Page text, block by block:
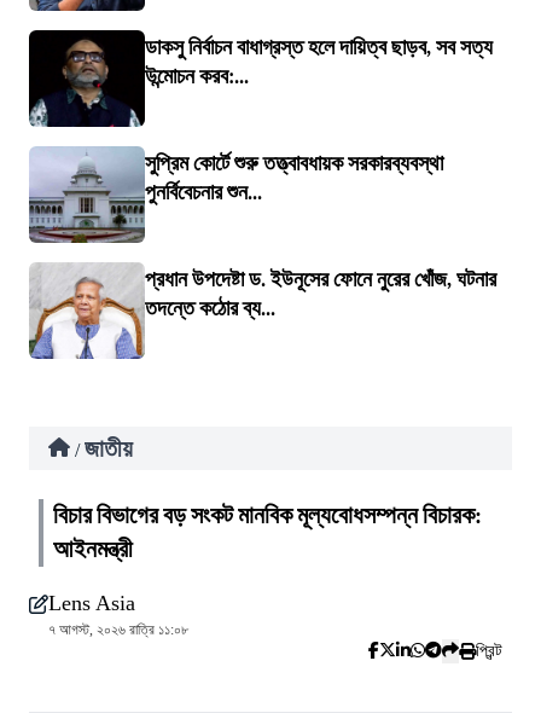
ডাকসু নির্বাচন বাধাগ্রস্ত হলে দায়িত্ব ছাড়ব, সব সত্য
উন্মোচন করব:...
সুপ্রিম কোর্টে শুরু তত্ত্বাবধায়ক সরকারব্যবস্থা
পুনর্বিবেচনার শুন...
প্রধান উপদেষ্টা ড. ইউনূসের ফোনে নুরের খোঁজ, ঘটনার
তদন্তে কঠোর ব্য...
/ জাতীয়
বিচার বিভাগের বড় সংকট মানবিক মূল্যবোধসম্পন্ন বিচারক:
আইনমন্ত্রী
Lens Asia
৭ আগস্ট, ২০২৬ রাত্রি ১১:০৮
প্রিন্ট